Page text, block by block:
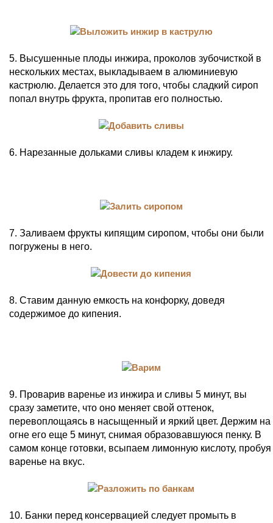
5. Высушенные плоды инжира, проколов зубочисткой в
нескольких местах, выкладываем в алюминиевую
кастрюлю. Делается это для того, чтобы сладкий сироп
попал внутрь фрукта, пропитав его полностью.
6. Нарезанные дольками сливы кладем к инжиру.
7. Заливаем фрукты кипящим сиропом, чтобы они были
погружены в него.
8. Ставим данную емкость на конфорку, доведя
содержимое до кипения.
9. Проварив варенье из инжира и сливы 5 минут, вы
сразу заметите, что оно меняет свой оттенок,
перевоплощаясь в насыщенный и яркий цвет. Держим на
огне его еще 5 минут, снимая образовавшуюся пенку. В
самом конце готовки, всыпаем лимонную кислоту, пробуя
варенье на вкус.
10. Банки перед консервацией следует промыть в